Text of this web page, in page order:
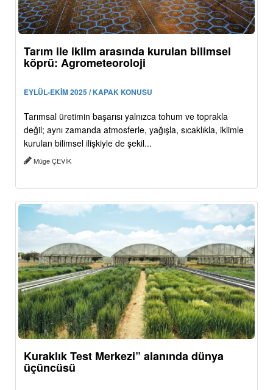
Tarım ile iklim arasında kurulan bilimsel
köprü: Agrometeoroloji
EYLÜL-EKİM 2025 / KAPAK KONUSU
Tarımsal üretimin başarısı yalnızca tohum ve toprakla
değil; aynı zamanda atmosferle, yağışla, sıcaklıkla, iklimle
kurulan bilimsel ilişkiyle de şekil...
Müge ÇEVİK
Kuraklık Test Merkezi” alanında dünya
üçüncüsü